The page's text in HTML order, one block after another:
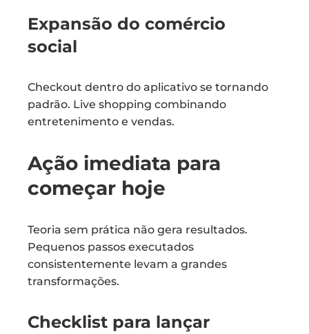
Expansão do comércio
social
Checkout dentro do aplicativo se tornando
padrão. Live shopping combinando
entretenimento e vendas.
Ação imediata para
começar hoje
Teoria sem prática não gera resultados.
Pequenos passos executados
consistentemente levam a grandes
transformações.
Checklist para lançar